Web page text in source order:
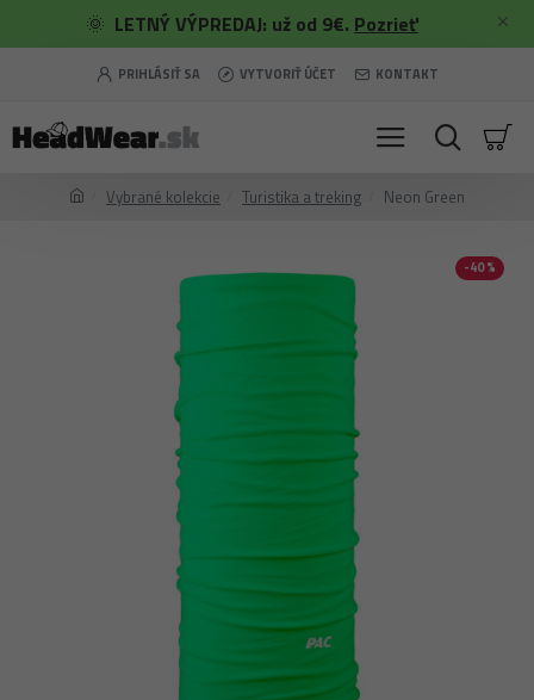
🌞 LETNÝ VÝPREDAJ: už od 9€. Pozrieť
PRIHLÁSIŤ SA VYTVORIŤ ÚČET KONTAKT
Vybrané kolekcie Turistika a treking Neon Green
-40 %